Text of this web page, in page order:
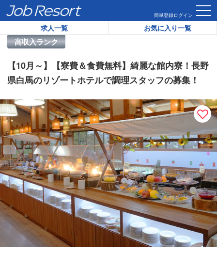
簡単登録ログイン
求人一覧 お気に入り一覧
HOME 求人一覧 【10月～】【寮費＆食費無料】綺麗な館内
高収入ランク
リゾートバイト求人番号：
【10月～】【寮費＆食費無料】綺麗な館内寮！長野
県白馬のリゾートホテルで調理スタッフの募集！